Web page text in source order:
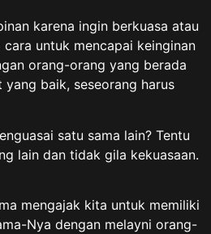
karena ingin berkuasa atau
untuk mencapai keinginan
orang-orang yang berada
baik, seseorang harus
satu sama lain? Tentu
lain dan tidak gila kekuasaan.
mengajak kita untuk memiliki
Nya dengan melayni orang-